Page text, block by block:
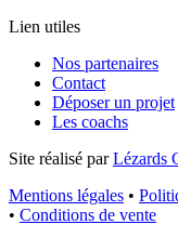
Lien utiles
Nos partenaires
Contact
Déposer un projet
Les coachs
Site réalisé parLézards
Mentions légales •
• Conditions de vente